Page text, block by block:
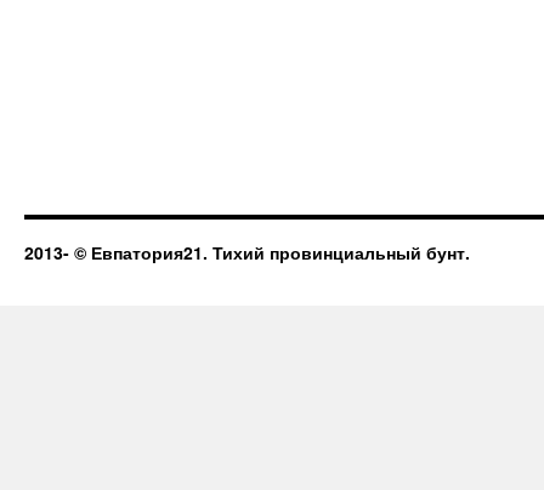
2013- © Евпатория21. Тихий провинциальный бунт.